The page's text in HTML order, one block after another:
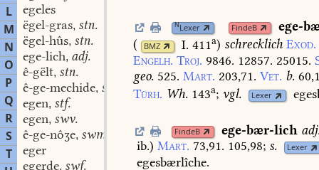
L
M
N
O
P
Q
R
S
T
egeles
ëgel-gras, stn.
ëgel-hûs, stn.
ege-lich, adj.
ê-gëlt, stn.
ê-ge-mechide, stn.
egen, stf.
egen, swv.
ê-ge-nôʒe, swm.
eger
egerde, swf.
NLexer FindeB
ege-
(
BMZ I. 411a) schrecklich Exod.
Engelh. Troj. 9846. 12857. 25015.
geo. 525. Mart. 203,71. Vet. b.
Türh. Wh. 143a; vgl. Lexer
FindeB ege-bær-lich
ib.) Mart. 73,91. 105,98; s. Lexer
egesbærlîche.